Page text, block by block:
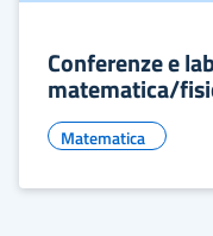
Conferenze e
matematica/
Matematica